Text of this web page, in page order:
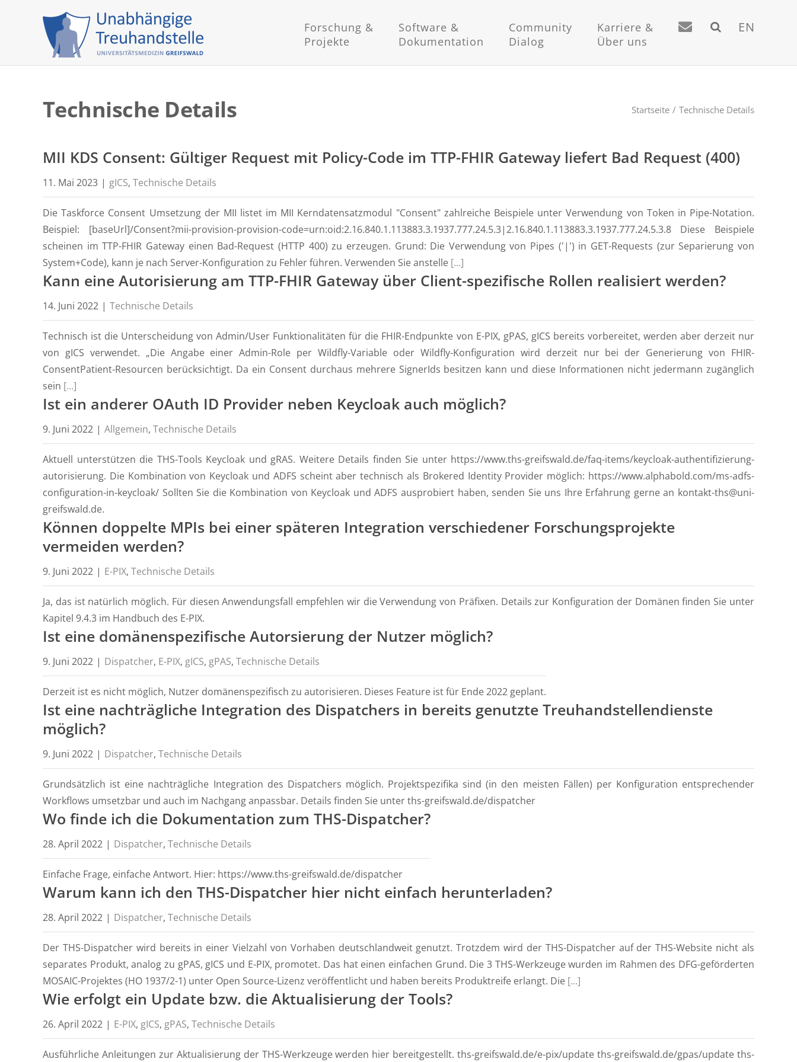
Forschung &
Projekte
Software &
Dokumentation
Community
Dialog
Karriere &
Über uns
EN
Technische Details Startseite Technische Details
MII KDS Consent: Gültiger Request mit Policy-Code im TTP-FHIR Gateway liefert Bad Request (400)
11. Mai 2023 | gICS, Technische Details
Die Taskforce Consent Umsetzung der MII listet im MII Kerndatensatzmodul "Consent" zahlreiche Beispiele unter Verwendung von Token in Pipe-Notation.
Beispiel: [baseUrl]/Consent?mii-provision-provision-code=urn:oid:2.16.840.1.113883.3.1937.777.24.5.3|2.16.840.1.113883.3.1937.777.24.5.3.8 Diese Beispiele
scheinen im TTP-FHIR Gateway einen Bad-Request (HTTP 400) zu erzeugen. Grund: Die Verwendung von Pipes ('|') in GET-Requests (zur Separierung von
System+Code), kann je nach Server-Konfiguration zu Fehler führen. Verwenden Sie anstelle [...]
Kann eine Autorisierung am TTP-FHIR Gateway über Client-spezifische Rollen realisiert werden?
14. Juni 2022 | Technische Details
Technisch ist die Unterscheidung von Admin/User Funktionalitäten für die FHIR-Endpunkte von E-PIX, gPAS, gICS bereits vorbereitet, werden aber derzeit nur
von gICS verwendet. „Die Angabe einer Admin-Role per Wildfly-Variable oder Wildfly-Konfiguration wird derzeit nur bei der Generierung von FHIR-
ConsentPatient-Resourcen berücksichtigt. Da ein Consent durchaus mehrere SignerIds besitzen kann und diese Informationen nicht jedermann zugänglich
sein [...]
Ist ein anderer OAuth ID Provider neben Keycloak auch möglich?
9. Juni 2022 | Allgemein, Technische Details
Aktuell unterstützen die THS-Tools Keycloak und gRAS. Weitere Details finden Sie unter https://www.ths-greifswald.de/faq-items/keycloak-authentifizierung-
autorisierung. Die Kombination von Keycloak und ADFS scheint aber technisch als Brokered Identity Provider möglich: https://www.alphabold.com/ms-adfs-
configuration-in-keycloak/ Sollten Sie die Kombination von Keycloak und ADFS ausprobiert haben, senden Sie uns Ihre Erfahrung gerne an kontakt-ths@uni-
greifswald.de.
Können doppelte MPIs bei einer späteren Integration verschiedener Forschungsprojekte
vermeiden werden?
9. Juni 2022 | E-PIX, Technische Details
Ja, das ist natürlich möglich. Für diesen Anwendungsfall empfehlen wir die Verwendung von Präfixen. Details zur Konfiguration der Domänen finden Sie unter
Kapitel 9.4.3 im Handbuch des E-PIX.
Ist eine domänenspezifische Autorsierung der Nutzer möglich?
9. Juni 2022 | Dispatcher, E-PIX, gICS, gPAS, Technische Details
Derzeit ist es nicht möglich, Nutzer domänenspezifisch zu autorisieren. Dieses Feature ist für Ende 2022 geplant.
Ist eine nachträgliche Integration des Dispatchers in bereits genutzte Treuhandstellendienste
möglich?
9. Juni 2022 | Dispatcher, Technische Details
Grundsätzlich ist eine nachträgliche Integration des Dispatchers möglich. Projektspezifika sind (in den meisten Fällen) per Konfiguration entsprechender
Workflows umsetzbar und auch im Nachgang anpassbar. Details finden Sie unter ths-greifswald.de/dispatcher
Wo finde ich die Dokumentation zum THS-Dispatcher?
28. April 2022 | Dispatcher, Technische Details
Einfache Frage, einfache Antwort. Hier: https://www.ths-greifswald.de/dispatcher
Warum kann ich den THS-Dispatcher hier nicht einfach herunterladen?
28. April 2022 | Dispatcher, Technische Details
Der THS-Dispatcher wird bereits in einer Vielzahl von Vorhaben deutschlandweit genutzt. Trotzdem wird der THS-Dispatcher auf der THS-Website nicht als
separates Produkt, analog zu gPAS, gICS und E-PIX, promotet. Das hat einen einfachen Grund. Die 3 THS-Werkzeuge wurden im Rahmen des DFG-geförderten
MOSAIC-Projektes (HO 1937/2-1) unter Open Source-Lizenz veröffentlicht und haben bereits Produktreife erlangt. Die [...]
Wie erfolgt ein Update bzw. die Aktualisierung der Tools?
26. April 2022 | E-PIX, gICS, gPAS, Technische Details
Ausführliche Anleitungen zur Aktualisierung der THS-Werkzeuge werden hier bereitgestellt. ths-greifswald.de/e-pix/update ths-greifswald.de/gpas/update ths-